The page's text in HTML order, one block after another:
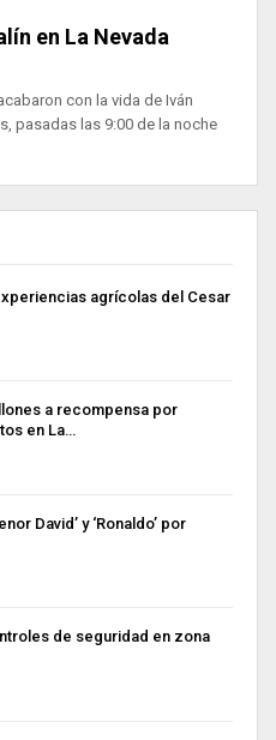
en La Nevada
con la vida de Iván
pasadas las 9:00 de la noche
agrícolas del Cesar
a recompensa por
en La…
David’ y ‘Ronaldo’ por
de seguridad en zona